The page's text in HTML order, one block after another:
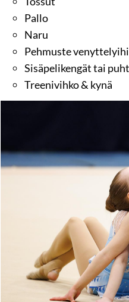
Pallo
Naru
Pehmuste
Sisäpelikengät tai
Treenivihko & kynä